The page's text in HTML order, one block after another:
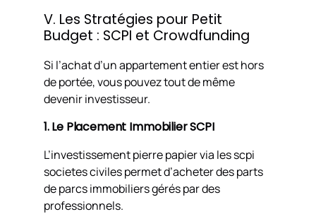
V. Les Stratégies pour Petit
Budget : SCPI et Crowdfunding
Si l’achat d’un appartement entier est hors
de portée, vous pouvez tout de même
devenir investisseur.
1. Le Placement Immobilier SCPI
L’investissement pierre papier via les scpi
societes civiles permet d’acheter des parts
de parcs immobiliers gérés par des
professionnels.